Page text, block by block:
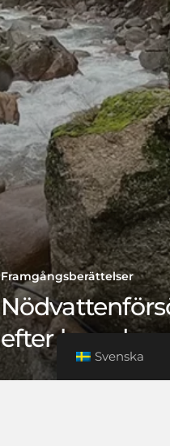
Framgångsberättelser
efter brand
Svenska
🤔